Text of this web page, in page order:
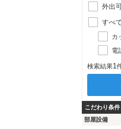
外出
すべ
カ
電
検索結果1
こだわり条件
部屋設備